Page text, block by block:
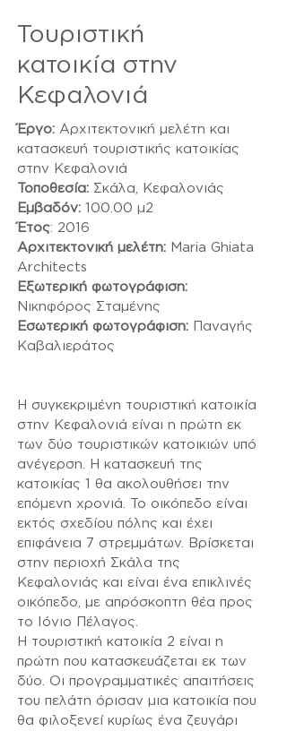
Τουριστική
κατοικία στην
Κεφαλονιά
Έργο: Αρχιτεκτονική μελέτη και
κατασκευή τουριστικής κατοικίας
στην Κεφαλονιά
Τοποθεσία: Σκάλα, Κεφαλονιάς
Εμβαδόν: 100.00 μ2
Έτος: 2016
Αρχιτεκτονική μελέτη: Maria Ghiata
Architects
Εξωτερική φωτογράφιση:
Νικηφόρος Σταμένης
Εσωτερική φωτογράφιση: Παναγής
Καβαλιεράτος
Η συγκεκριμένη τουριστική κατοικία
στην Κεφαλονιά είναι η πρώτη εκ
των δύο τουριστικών κατοικιών υπό
ανέγερση. Η κατασκευή της
κατοικίας 1 θα ακολουθήσει την
επόμενη χρονιά. Το οικόπεδο είναι
εκτός σχεδίου πόλης και έχει
επιφάνεια 7 στρεμμάτων. Βρίσκεται
στην περιοχή Σκάλα της
Κεφαλονιάς και είναι ένα επικλινές
οικόπεδο, με απρόσκοπτη θέα προς
το Ιόνιο Πέλαγος.
Η τουριστική κατοικία 2 είναι η
πρώτη που κατασκευάζεται εκ των
δύο. Οι προγραμματικές απαιτήσεις
του πελάτη όρισαν μια κατοικία που
θα φιλοξενεί κυρίως ένα ζευγάρι